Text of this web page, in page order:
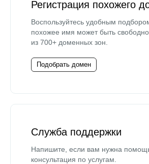
Регистрация похожего
Воспользуйтесь удобным
похожее имя может быть
из 700+ доменных зон.
Подобрать домен
Служба поддержки
Напишите, если вам нужна
консультация по услугам.